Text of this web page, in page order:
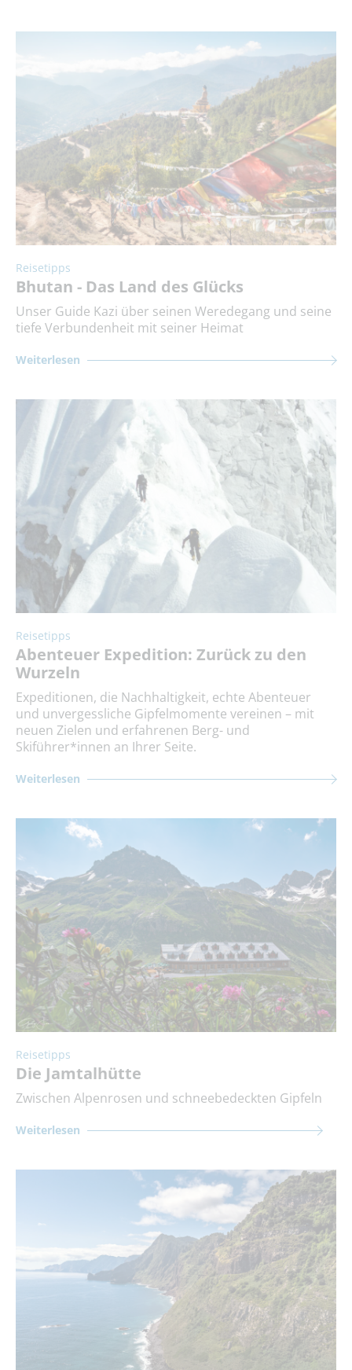
Reisetipps
Bhutan - Das Land des Glücks
Unser Guide Kazi über seinen Weredegang und seine
tiefe Verbundenheit mit seiner Heimat
Weiterlesen
Reisetipps
Abenteuer Expedition: Zurück zu den
Wurzeln
Expeditionen, die Nachhaltigkeit, echte Abenteuer
und unvergessliche Gipfelmomente vereinen – mit
neuen Zielen und erfahrenen Berg- und
Skiführer*innen an Ihrer Seite.
Weiterlesen
Reisetipps
Die Jamtalhütte
Zwischen Alpenrosen und schneebedeckten Gipfeln
Weiterlesen